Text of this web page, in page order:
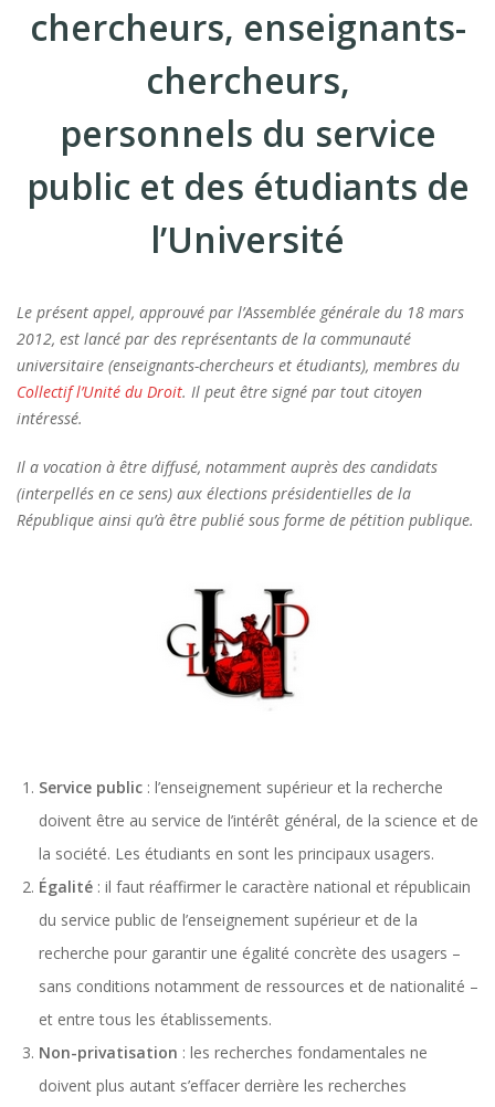
chercheurs, enseignants-
chercheurs,
personnels du service
public et des étudiants de
l’Université
Le présent appel, approuvé par l’Assemblée générale du 18 mars
2012, est lancé par des représentants de la communauté
universitaire (enseignants-chercheurs et étudiants), membres du
Collectif l’Unité du Droit. Il peut être signé par tout citoyen
intéressé.
Il a vocation à être diffusé, notamment auprès des candidats
(interpellés en ce sens) aux élections présidentielles de la
République ainsi qu’à être publié sous forme de pétition publique.
Service public : l’enseignement supérieur et la recherche
doivent être au service de l’intérêt général, de la science et de
la société. Les étudiants en sont les principaux usagers.
Égalité : il faut réaffirmer le caractère national et républicain
du service public de l’enseignement supérieur et de la
recherche pour garantir une égalité concrète des usagers –
sans conditions notamment de ressources et de nationalité –
et entre tous les établissements.
Non-privatisation : les recherches fondamentales ne
doivent plus autant s’effacer derrière les recherches